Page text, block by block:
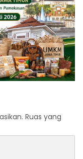
Ruas yang